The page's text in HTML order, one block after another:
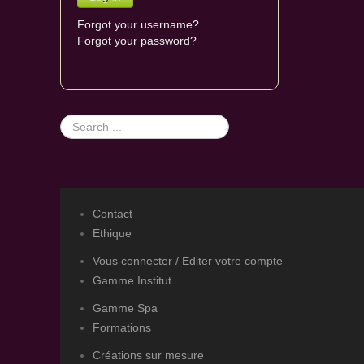
Forgot your username?
Forgot your password?
Search
...
Contact
Ethique
Vous connecter / Editer votre compte
Gamme Institut
Gamme Spa
Formations
Créations sur mesure